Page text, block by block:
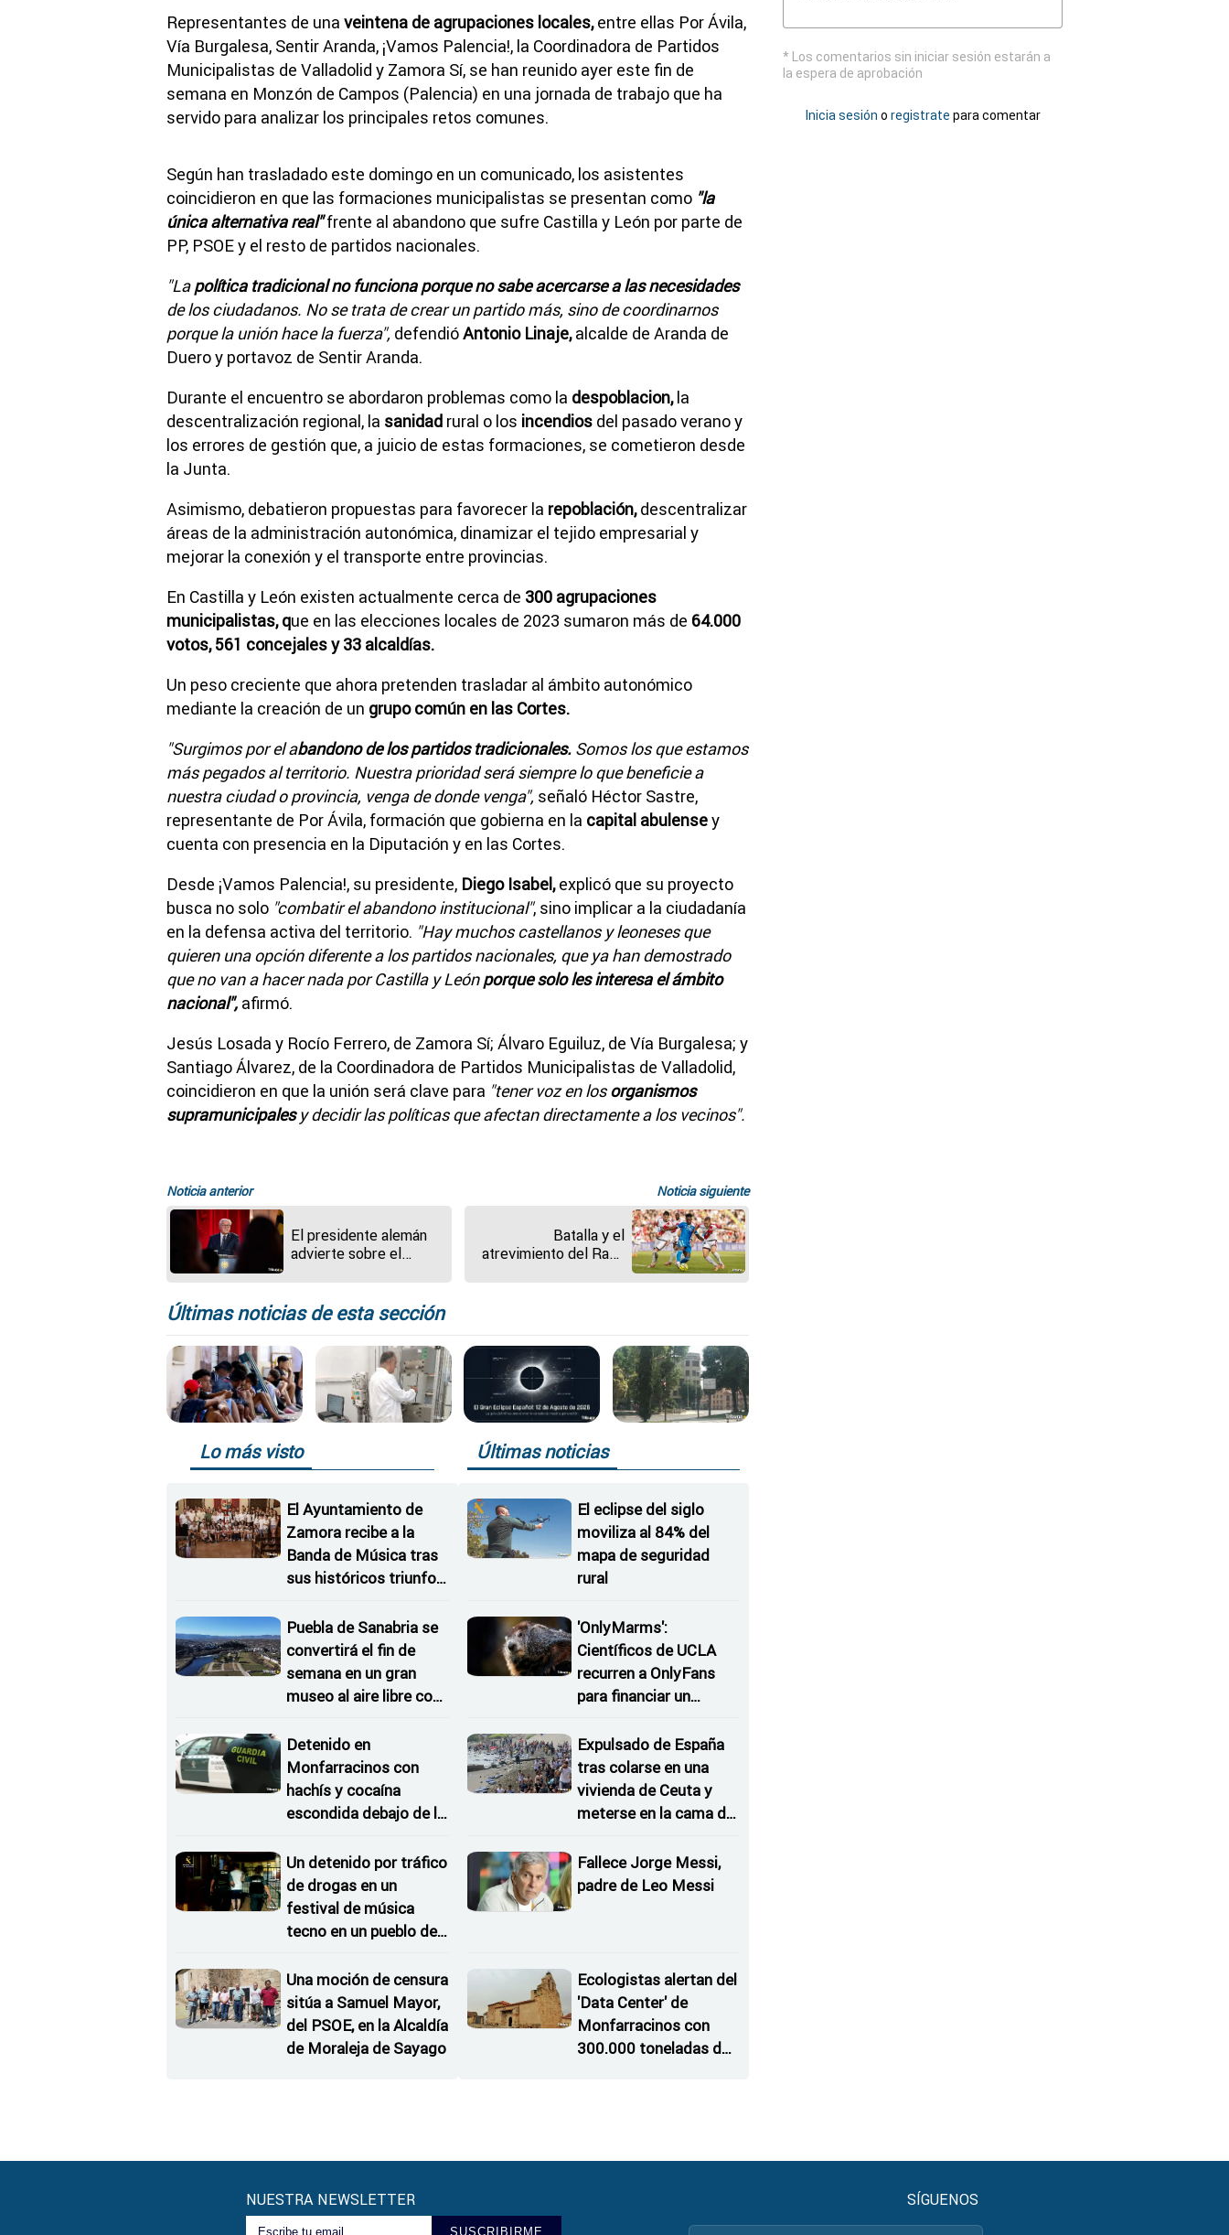
Representantes de una veintena de agrupaciones locales,entre ellas Por Ávila,
Vía Burgalesa, Sentir Aranda, ¡Vamos Palencia!, la Coordinadora de Partidos
Municipalistas de Valladolid y Zamora Sí, se han reunido ayer este fin de
semana en Monzón de Campos (Palencia) en una jornada de trabajo que ha
servido para analizar los principales retos comunes.
Según han trasladado este domingo en un comunicado, los asistentes
coincidieron en que las formaciones municipalistas se presentan como "la
única alternativa real" frente al abandono que sufre Castilla y León por parte de
PP, PSOE y el resto de partidos nacionales.
"Lapolítica tradicional no funciona porque no sabe acercarse a las necesidades
de los ciudadanos. No se trata de crear un partido más, sino de coordinarnos
porque la unión hace la fuerza", defendióAntonio Linaje,alcalde de Aranda de
Duero y portavoz de Sentir Aranda.
Durante el encuentro se abordaron problemas como la despoblacion,la
descentralización regional, la sanidad rural o los incendios del pasado verano y
los errores de gestión que, a juicio de estas formaciones, se cometieron desde
la Junta.
Asimismo, debatieron propuestas para favorecer la repoblación,descentralizar
áreas de la administración autonómica, dinamizar el tejido empresarial y
mejorar la conexión y el transporte entre provincias.
En Castilla y León existen actualmente cerca de 300 agrupaciones
municipalistas, que en las elecciones locales de 2023 sumaron más de 64.000
votos, 561 concejales y 33 alcaldías.
Un peso creciente que ahora pretenden trasladar al ámbito autonómico
mediante la creación de un grupo común en las Cortes.
"Surgimos por el abandono de los partidos tradicionales. Somos los que estamos
más pegados al territorio. Nuestra prioridad será siempre lo que beneficie a
nuestra ciudad o provincia, venga de donde venga", señaló Héctor Sastre,
representante de Por Ávila, formación que gobierna en la capital abulensey
cuenta con presencia en la Diputación y en las Cortes.
Desde ¡Vamos Palencia!, su presidente, Diego Isabel,explicó que su proyecto
busca no solo "combatir el abandono institucional", sino implicar a la ciudadanía
en la defensa activa del territorio. "Hay muchos castellanos y leoneses que
quieren una opción diferente a los partidos nacionales, que ya han demostrado
que no van a hacer nada por Castilla y Leónporque solo les interesa el ámbito
nacional", afirmó.
Jesús Losada y Rocío Ferrero, de Zamora Sí; Álvaro Eguiluz, de Vía Burgalesa; y
Santiago Álvarez, de la Coordinadora de Partidos Municipalistas de Valladolid,
coincidieron en que la unión será clave para "tener voz en losorganismos
supramunicipalesy decidir las políticas que afectan directamente a los vecinos".
Noticia anterior
El presidente alemán
advierte sobre el
el autoritarismo"
Noticia siguiente
Batalla y el
atrevimiento del Rayo
Últimas noticias de esta sección
Lo más visto
El Ayuntamiento de
Zamora recibe a la
Banda de Música tras
sus históricos triunfos
Puebla de Sanabria se
convertirá el fin de
semana en un gran
museo al aire libre con
Detenido en
Monfarracinos con
hachís y cocaína
escondida debajo de la
coche
Un detenido por tráfico
de drogas en un
festival de música
tecno en un pueblo de
Una moción de censura
sitúa a Samuel Mayor,
del PSOE, en la Alcaldía
de Moraleja de Sayago
Últimas noticias
El eclipse del siglo
moviliza al 84% del
mapa de seguridad
rural
'OnlyMarms':
Científicos de UCLA
recurren a OnlyFans
para financiar un
Expulsado de España
tras colarse en una
vivienda de Ceuta y
meterse en la cama de
Fallece Jorge Messi,
padre de Leo Messi
Ecologistas alertan del
'Data Center' de
Monfarracinos con
300.000 toneladas de
* Los comentarios sin iniciar sesión estarán a
la espera de aprobación
Inicia sesión o registrate para comentar
NUESTRA NEWSLETTER
SUSCRIBIRME
SÍGUENOS